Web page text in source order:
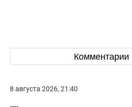
Комментарии
8 августа 2026, 21:40